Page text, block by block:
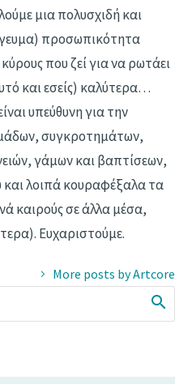
μια πολυσχιδή και
προσωπικότητα
που ζεί για να ρωτάει
και εσείς) καλύτερα…
υπεύθυνη για την
συγκροτημάτων,
γάμων και βαπτίσεων,
και λοιπά κουραφέξαλα τα
καιρούς σε άλλα μέσα,
Ευχαριστούμε.
More posts by Artcore